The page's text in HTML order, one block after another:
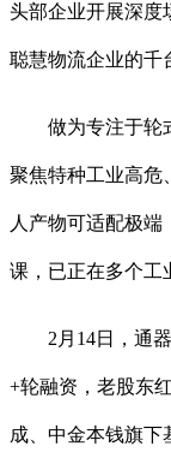
头部企业开展深度
聪慧物流企业的千
做为专注于轮式
聚焦特种工业高危
人产物可适配极
课，已正在多个工
2月14日，通器
+轮融资，老股东
成、中金本钱旗下